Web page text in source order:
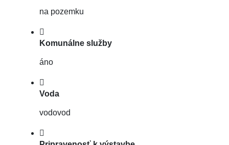
na pozemku
Komunálne služby
áno
Voda
vodovod